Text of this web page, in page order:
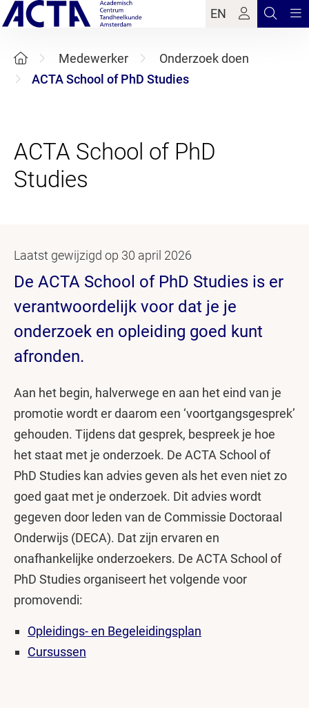
EN
Medewerker
Onderzoek doen
ACTA School of PhD Studies
ACTA School of PhD
Laatst gewijzigd op 30 april 2026
De ACTA School of PhD Studies is er
verantwoordelijk voor dat je je
onderzoek en opleiding goed kunt
afronden.
Aan het begin, halverwege en aan het eind van je
promotie wordt er daarom een ‘voortgangsgesprek’
gehouden. Tijdens dat gesprek, bespreek je hoe
het staat met je onderzoek. De ACTA School of
PhD Studies kan advies geven als het even niet zo
goed gaat met je onderzoek. Dit advies wordt
gegeven door leden van de Commissie Doctoraal
Onderwijs (DECA). Dat zijn ervaren en
onafhankelijke onderzoekers. De ACTA School of
PhD Studies organiseert het volgende voor
promovendi:
Opleidings- en Begeleidingsplan
Cursussen